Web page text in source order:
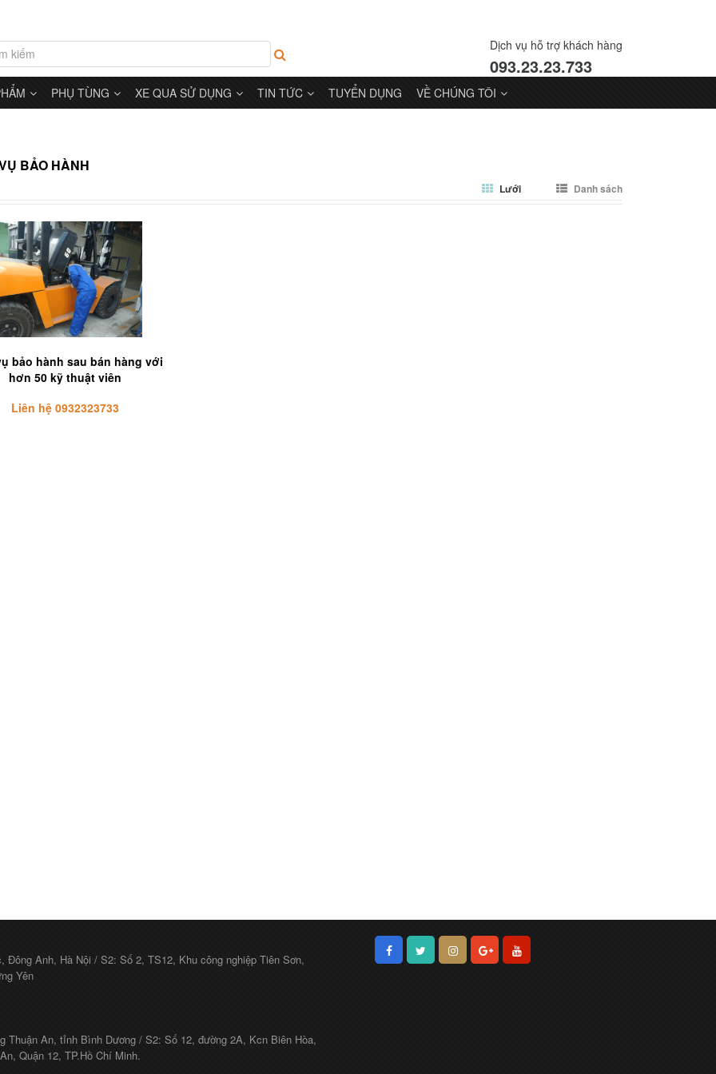
Dịch vụ hỗ trợ khách hàng
093.23.23.733
PHỤ TÙNG XE QUA SỬ DỤNG TIN TỨC TUYỂN DỤNG VỀ CHÚNG TÔI
BẢO HÀNH
Lưới Danh sách
bảo hành sau bán hàng với
hơn 50 kỹ thuật viên
Liên hệ 0932323733
Anh, Hà Nội / S2: Số 2, TS12, Khu công nghiệp Tiên Sơn,
Yên
Thuận An, tỉnh Bình Dương / S2: Số 12, đường 2A, Kcn Biên Hòa,
Quận 12, TP.Hồ Chí Minh.